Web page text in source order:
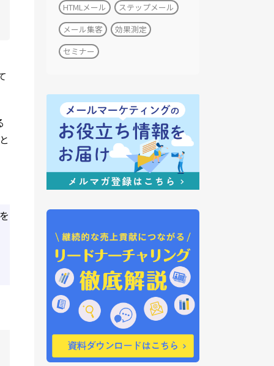
HTMLメール
ステップメール
メール集客
効果測定
セミナー